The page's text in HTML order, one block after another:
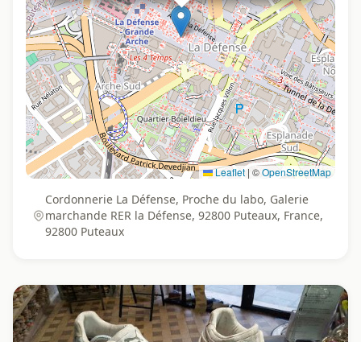
Leaflet | ©OpenStreetMap
Cordonnerie La Défense, Proche du labo, Galerie
marchande RER la Défense, 92800 Puteaux, France,
92800 Puteaux